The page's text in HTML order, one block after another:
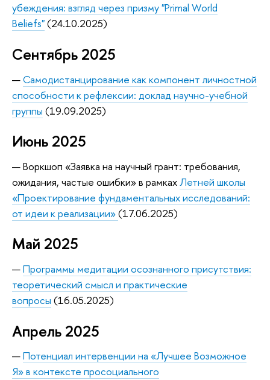
убеждения: взгляд через призму "Primal World
Beliefs"(24.10.2025)
Сентябрь 2025
—Самодистанцирование как компонент личностной
способности к рефлексии: доклад научно-учебной
группы (19.09.2025)
Июнь 2025
— Воркшоп «Заявка на научный грант: требования,
ожидания, частые ошибки» в рамкахЛетней школы
«Проектирование фундаментальных исследований:
от идеи к реализации»(17.06.2025)
Май 2025
—Программы медитации осознанного присутствия:
теоретический смысл и практические
вопросы (16.05.2025)
Апрель 2025
—Потенциал интервенции на «Лучшее Возможное
Я» в контексте просоциального